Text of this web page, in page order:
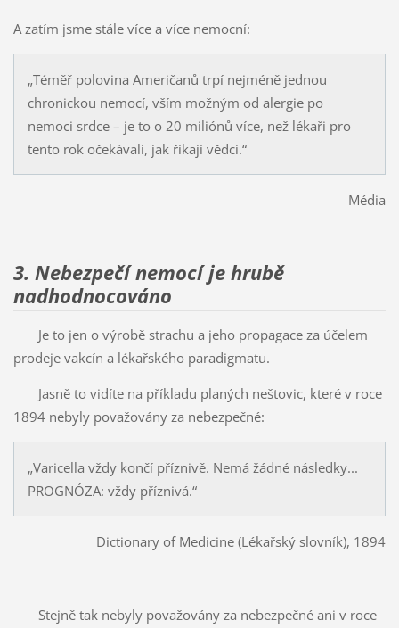
A zatím jsme stále více a více nemocní:
„Téměř polovina Američanů trpí nejméně jednou
chronickou nemocí, vším možným od alergie po
nemoci srdce – je to o 20 miliónů více, než lékaři pro
tento rok očekávali, jak říkají vědci.“
Média
3. Nebezpečí nemocí je hrubě
nadhodnocováno
Je to jen o výrobě strachu a jeho propagace za účelem
prodeje vakcín a lékařského paradigmatu.
Jasně to vidíte na příkladu planých neštovic, které v roce
1894 nebyly považovány za nebezpečné:
„Varicella vždy končí příznivě. Nemá žádné následky...
PROGNÓZA: vždy příznivá.“
Dictionary of Medicine (Lékařský slovník), 1894
Stejně tak nebyly považovány za nebezpečné ani v roce